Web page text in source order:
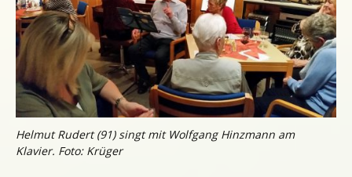
Helmut Rudert (91) singt mit Wolfgang Hinzmann am
Klavier. Foto: Krüger